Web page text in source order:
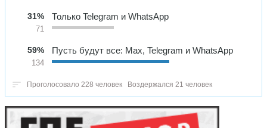
31%
71
Только Telegram и WhatsApp
59%
134
Пусть будут все: Max, Telegram и WhatsApp
Проголосовало 228 человек Воздержался 21 человек